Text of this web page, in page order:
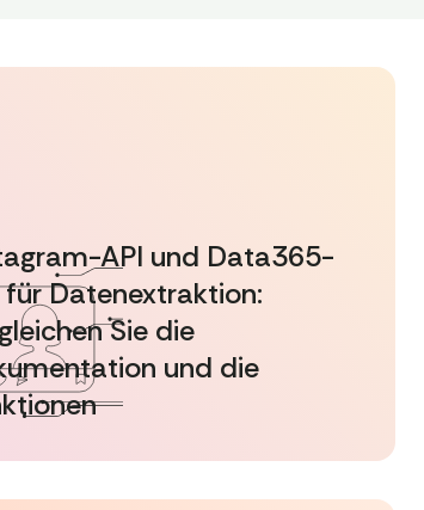
API und Data365-
für Datenextraktion:
Sie die
und die